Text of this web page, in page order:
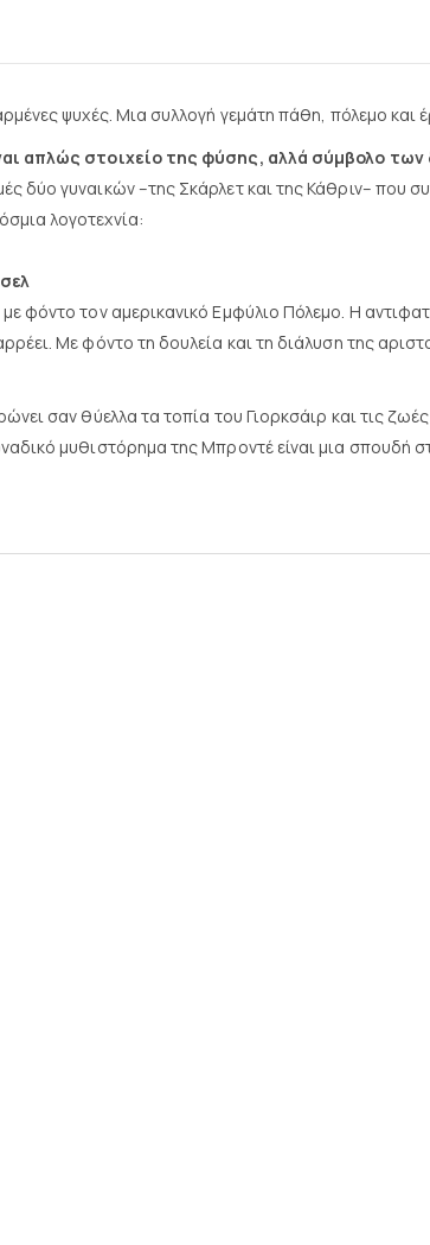
ψυχές. Μια συλλογή γεμάτη πάθη, πόλεμο και
απλώς στοιχείο της φύσης, αλλά σύμβολο
δύο γυναικών –της Σκάρλετ και της Κάθριν– που
λογοτεχνία:
φόντο τον αμερικανικό Εμφύλιο Πόλεμο. Η
Με φόντο τη δουλεία και τη διάλυση της
σαν θύελλα τα τοπία του Γιορκσάιρ και τις
μυθιστόρημα της Μπροντέ είναι μια σπουδή